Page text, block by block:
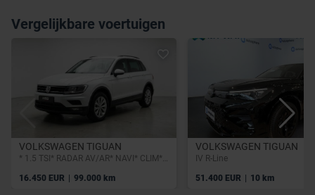
Vergelijkbare voertuigen
VOLKSWAGEN TIGUAN
* 1.5 TSI* RADAR AV/AR* NAVI* CLIM* REGULATEUR DE DISTANCE*
16.450 EUR | 99.000 km
VOLKSWAGEN TIGUAN
IV R-Line
51.400 EUR | 10 km